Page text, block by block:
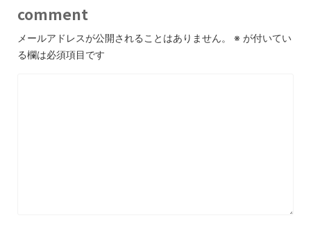
comment
メールアドレスが公開されることはありません。 ※ が付いてい
る欄は必須項目です